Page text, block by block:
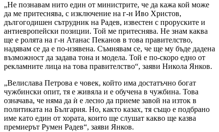
„Не познавам нито един от министрите, че да кажа кой може
да ме притеснява, с изключение на г-н Иво Христов,
дългогодишен сътрудник на Радев, известен с проруските и
антиевропейски позиции. Той ме притеснява. Не знам каква
ще е ролята на г-н Атанас Пеканов в това правителство,
надявам се да е по-изявена. Съмнявам се, че ще му бъде дадена
възможност да задава тона и модела. Той е по-скоро едно от
рекламните лица на това правителство“, заяви Никола Янков.
„Велислава Петрова е човек, който има достатъчно богат
чужбински опит, тя е живяла и е обучена в чужбина. Това
означава, че няма да ѝ е лесно да приеме завой на изток в
политиката на България. Но, както казах, тя също е подбрано
име като един от хората, които ще слушат какво ще казва
премиерът Румен Радев“, заяви Янков.